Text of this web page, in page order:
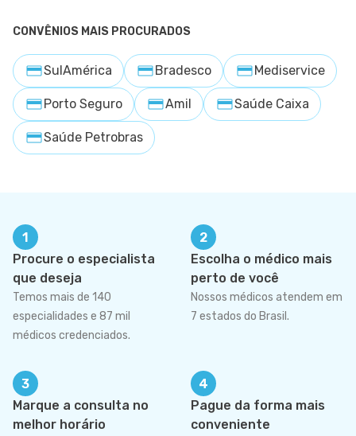
CONVÊNIOS MAIS PROCURADOS
SulAmérica Bradesco Mediservice
Porto Seguro Amil Saúde Caixa
Saúde Petrobras
1
Procure o especialista
que deseja
Temos mais de 140
especialidades e 87 mil
médicos credenciados.
2
Escolha o médico mais
perto de você
Nossos médicos atendem em
7 estados do Brasil.
3
Marque a consulta no
melhor horário
4
Pague da forma mais
conveniente